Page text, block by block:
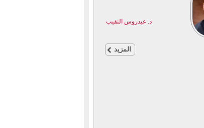
د. عيدروس النقيب
المزيد